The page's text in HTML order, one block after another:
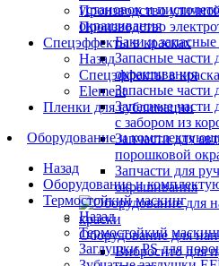
установок и
окрашивания
Баки и запасные
Запасные части
окрашивания
Запасные части
Запасные части
с забором из
Запчасти для
порошковой
Запчасти для
окрашивания
Оборудование для
Вибросито для
Производство
Производство
Спецэффекты в красках
Назад
Спецэффекты в
Element
Пленки для сублимации
Оборудование и
Назад
Оборудование и
Термостойкий маскинг
Назад
Термостойкий
Заглушки PS для